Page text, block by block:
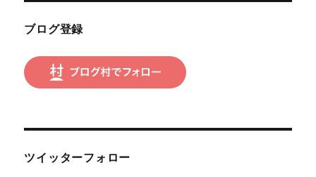
ン
ブログ登録
ツイッターフォロー